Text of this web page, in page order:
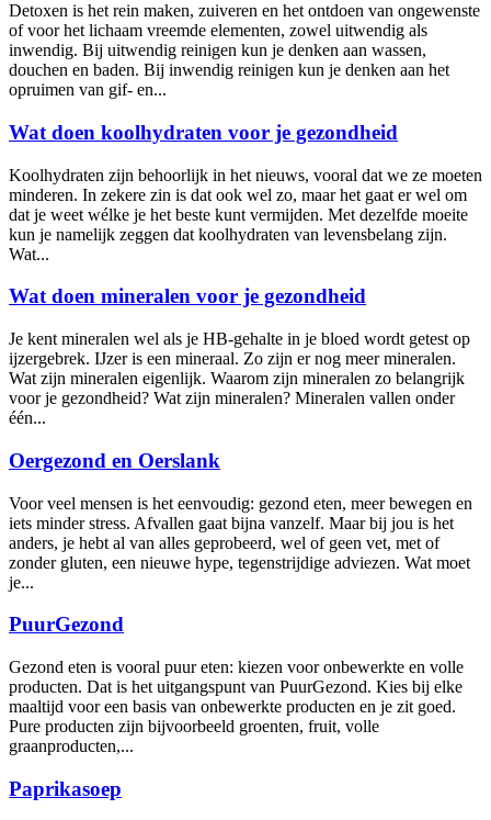
Detoxen is het rein maken, zuiveren en het ontdoen van ongewenste
of voor het lichaam vreemde elementen, zowel uitwendig als
inwendig. Bij uitwendig reinigen kun je denken aan wassen,
douchen en baden. Bij inwendig reinigen kun je denken aan het
opruimen van gif- en...
Wat doen koolhydraten voor je gezondheid
Koolhydraten zijn behoorlijk in het nieuws, vooral dat we ze moeten
minderen. In zekere zin is dat ook wel zo, maar het gaat er wel om
dat je weet wélke je het beste kunt vermijden. Met dezelfde moeite
kun je namelijk zeggen dat koolhydraten van levensbelang zijn.
Wat...
Wat doen mineralen voor je gezondheid
Je kent mineralen wel als je HB-gehalte in je bloed wordt getest op
ijzergebrek. IJzer is een mineraal. Zo zijn er nog meer mineralen.
Wat zijn mineralen eigenlijk. Waarom zijn mineralen zo belangrijk
voor je gezondheid? Wat zijn mineralen? Mineralen vallen onder
één...
Oergezond en Oerslank
Voor veel mensen is het eenvoudig: gezond eten, meer bewegen en
iets minder stress. Afvallen gaat bijna vanzelf. Maar bij jou is het
anders, je hebt al van alles geprobeerd, wel of geen vet, met of
zonder gluten, een nieuwe hype, tegenstrijdige adviezen. Wat moet
je...
PuurGezond
Gezond eten is vooral puur eten: kiezen voor onbewerkte en volle
producten. Dat is het uitgangspunt van PuurGezond. Kies bij elke
maaltijd voor een basis van onbewerkte producten en je zit goed.
Pure producten zijn bijvoorbeeld groenten, fruit, volle
graanproducten,...
Paprikasoep